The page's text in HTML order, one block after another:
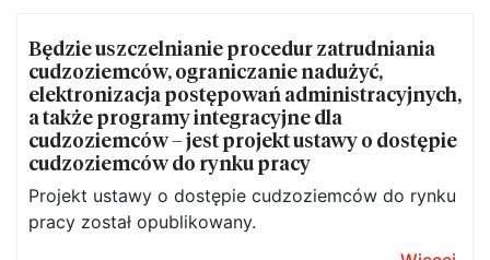
Będzie uszczelnianie procedur zatrudniania
cudzoziemców, ograniczanie nadużyć,
elektronizacja postępowań administracyjnych,
a także programy integracyjne dla
cudzoziemców – jest projekt ustawy o dostępie
cudzoziemców do rynku pracy
Projekt ustawy o dostępie cudzoziemców do rynku
pracy został opublikowany.